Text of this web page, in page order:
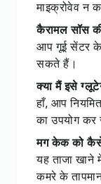
माइक्रोवेव न
कैरामल सॉस
आप गूई सेंटर के
सकते हैं।
क्या मैं इसे
हाँ, आप
का उपयोग
मग केक को
यह ताजा
कमरे के